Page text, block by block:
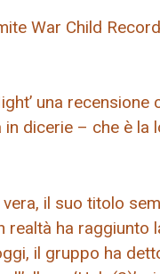
War Child
una
in dicerie – che è
il suo titolo
realtà ha
il gruppo ha